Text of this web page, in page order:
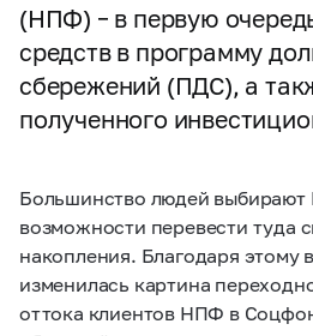
(НПФ) – в первую
средств в программу
сбережений (ПДС), а
полученного
Большинство людей выбирают
возможности перевести туда
накопления. Благодаря этому
изменилась картина
оттока клиентов НПФ в